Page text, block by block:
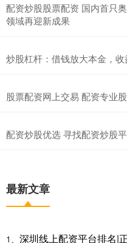
配资炒股股票配资 国内首只
领域再迎新成果
炒股杠杆：借钱放大本金，收
股票配资网上交易 配资专业
配资炒股优选 寻找配资炒股
最新文章
1、 深圳线上配资平台排名|